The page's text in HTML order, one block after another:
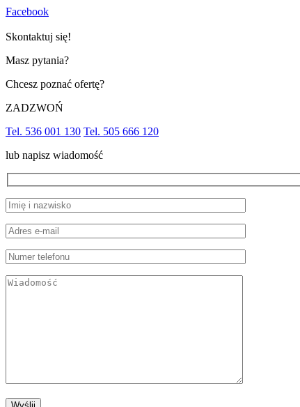
Facebook
Skontaktuj się!
Masz pytania?
Chcesz poznać ofertę?
ZADZWOŃ
Tel. 536 001 130 Tel. 505 666 120
lub napisz wiadomość